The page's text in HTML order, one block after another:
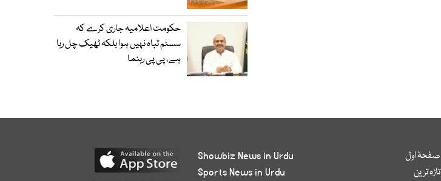
حکومت اعلامیہ جاری کرے کہ
سسٹم تباہ نہیں ہوا بلکہ ٹھیک چل رہا
ہے، پی پی رہنما
صفحۂ اول
تازہ ترین
Showbiz News in Urdu
Sports News in Urdu